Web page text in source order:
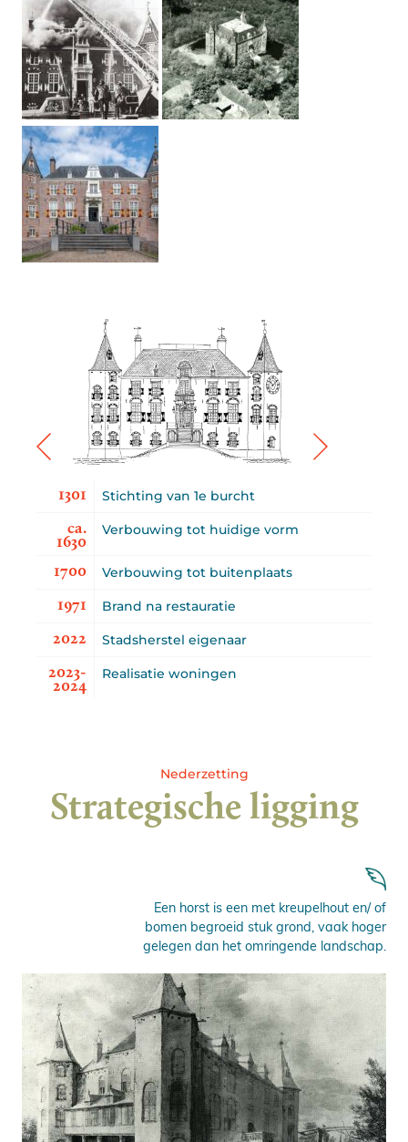
1301 Stichting van 1e burcht
ca.
1630
Verbouwing tot huidige vorm
1700 Verbouwing tot buitenplaats
1971 Brand na restauratie
2022 Stadsherstel eigenaar
2023-
2024
Realisatie woningen
Nederzetting
Strategische ligging
Een horst is een met kreupelhout en/ of
bomen begroeid stuk grond, vaak hoger
gelegen dan het omringende landschap.